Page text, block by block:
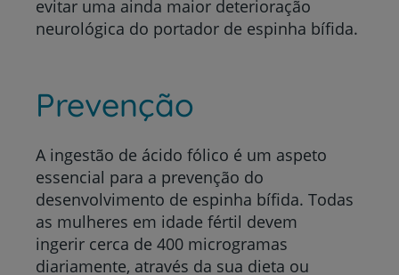
evitar uma ainda maior deterioração
neurológica do portador de espinha bífida.
Prevenção
A ingestão de ácido fólico é um aspeto
essencial para a prevenção do
desenvolvimento de espinha bífida. Todas
as mulheres em idade fértil devem
ingerir cerca de 400 microgramas
diariamente, através da sua dieta ou